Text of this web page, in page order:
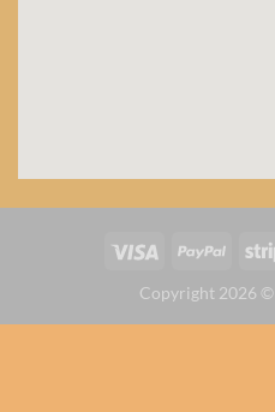
Copyright 2026 ©